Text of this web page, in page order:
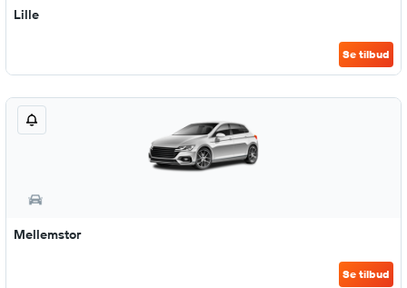
Lille
Se tilbud
Mellemstor
Se tilbud